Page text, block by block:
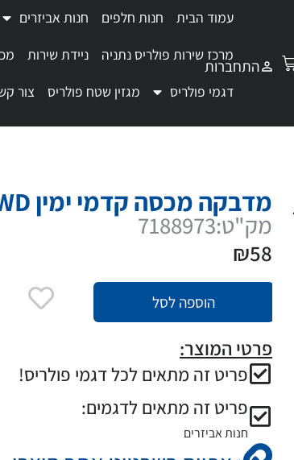
התחברות
עמוד הבית חנות חלפים חנות אביזרים
מרכז שירות פולריס נתניה
ניידת שירות
דגמי פולריס
מגזין שטח פולריס צור
מדבקה מכסה קדמי ימין AWD
מק"ט:7188973
₪58
הוספה לסל
פרטי המוצר:
פריט זה מתאים לכל דגמי פולריס!
פריט זה מתאים לדגמים:
חנות אביזרים